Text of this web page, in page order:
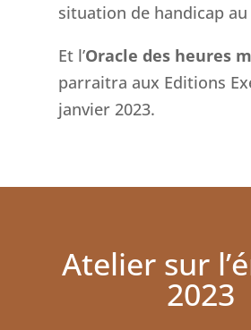
situation de handicap
Et l’Oracle des heures
parraitra aux Editions
janvier 2023.
Atelier sur
2023